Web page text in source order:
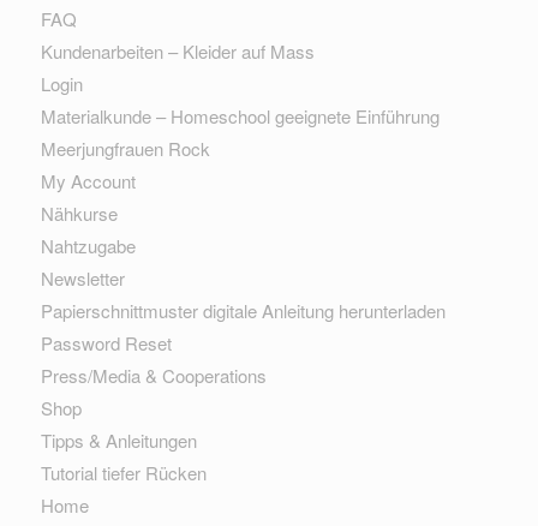
FAQ
Kundenarbeiten – Kleider auf Mass
Login
Materialkunde – Homeschool geeignete Einführung
Meerjungfrauen Rock
My Account
Nähkurse
Nahtzugabe
Newsletter
Papierschnittmuster digitale Anleitung herunterladen
Password Reset
Press/Media & Cooperations
Shop
Tipps & Anleitungen
Tutorial tiefer Rücken
Home